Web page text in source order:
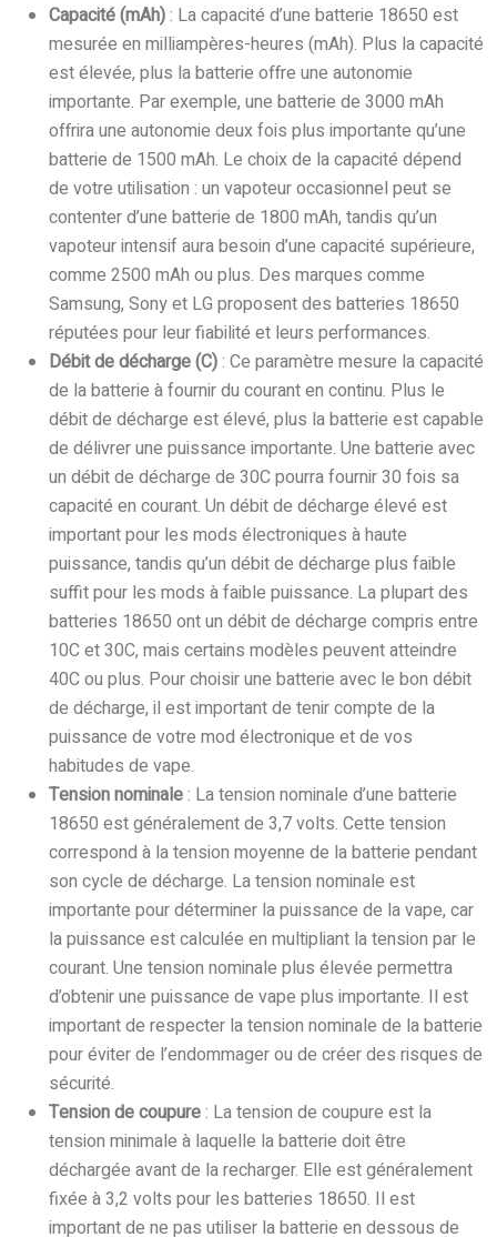
Capacité (mAh): La capacité d’une batterie 18650 est
mesurée en milliampères-heures (mAh). Plus la capacité
est élevée, plus la batterie offre une autonomie
importante. Par exemple, une batterie de 3000 mAh
offrira une autonomie deux fois plus importante qu’une
batterie de 1500 mAh. Le choix de la capacité dépend
de votre utilisation : un vapoteur occasionnel peut se
contenter d’une batterie de 1800 mAh, tandis qu’un
vapoteur intensif aura besoin d’une capacité supérieure,
comme 2500 mAh ou plus. Des marques comme
Samsung, Sony et LG proposent des batteries 18650
réputées pour leur fiabilité et leurs performances.
Débit de décharge (C): Ce paramètre mesure la capacité
de la batterie à fournir du courant en continu. Plus le
débit de décharge est élevé, plus la batterie est capable
de délivrer une puissance importante. Une batterie avec
un débit de décharge de 30C pourra fournir 30 fois sa
capacité en courant. Un débit de décharge élevé est
important pour les mods électroniques à haute
puissance, tandis qu’un débit de décharge plus faible
suffit pour les mods à faible puissance. La plupart des
batteries 18650 ont un débit de décharge compris entre
10C et 30C, mais certains modèles peuvent atteindre
40C ou plus. Pour choisir une batterie avec le bon débit
de décharge, il est important de tenir compte de la
puissance de votre mod électronique et de vos
habitudes de vape.
Tension nominale: La tension nominale d’une batterie
18650 est généralement de 3,7 volts. Cette tension
correspond à la tension moyenne de la batterie pendant
son cycle de décharge. La tension nominale est
importante pour déterminer la puissance de la vape, car
la puissance est calculée en multipliant la tension par le
courant. Une tension nominale plus élevée permettra
d’obtenir une puissance de vape plus importante. Il est
important de respecter la tension nominale de la batterie
pour éviter de l’endommager ou de créer des risques de
sécurité.
Tension de coupure: La tension de coupure est la
tension minimale à laquelle la batterie doit être
déchargée avant de la recharger. Elle est généralement
fixée à 3,2 volts pour les batteries 18650. Il est
important de ne pas utiliser la batterie en dessous de